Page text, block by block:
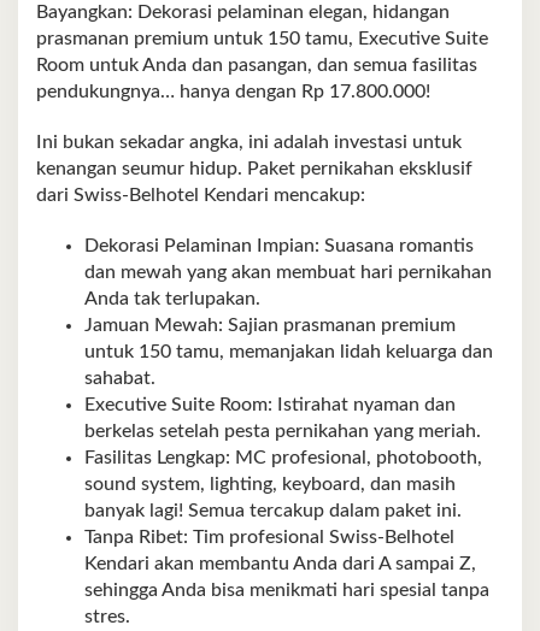
Bayangkan: Dekorasi pelaminan elegan, hidangan
prasmanan premium untuk 150 tamu, Executive Suite
Room untuk Anda dan pasangan, dan semua fasilitas
pendukungnya… hanya dengan Rp 17.800.000!
Ini bukan sekadar angka, ini adalah investasi untuk
kenangan seumur hidup. Paket pernikahan eksklusif
dari Swiss-Belhotel Kendari mencakup:
Dekorasi Pelaminan Impian: Suasana romantis
dan mewah yang akan membuat hari pernikahan
Anda tak terlupakan.
Jamuan Mewah: Sajian prasmanan premium
untuk 150 tamu, memanjakan lidah keluarga dan
sahabat.
Executive Suite Room: Istirahat nyaman dan
berkelas setelah pesta pernikahan yang meriah.
Fasilitas Lengkap: MC profesional, photobooth,
sound system, lighting, keyboard, dan masih
banyak lagi! Semua tercakup dalam paket ini.
Tanpa Ribet: Tim profesional Swiss-Belhotel
Kendari akan membantu Anda dari A sampai Z,
sehingga Anda bisa menikmati hari spesial tanpa
stres.